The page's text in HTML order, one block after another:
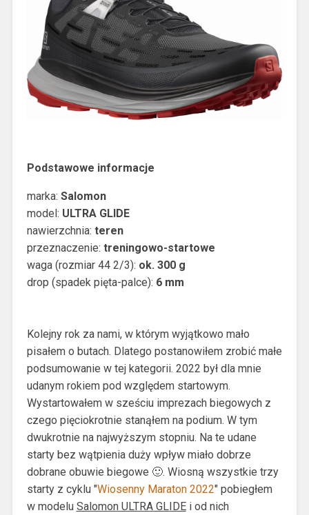
Podstawowe informacje
marka: Salomon
model: ULTRA GLIDE
nawierzchnia: teren
przeznaczenie: treningowo-startowe
waga (rozmiar 44 2/3): ok. 300 g
drop (spadek pięta-palce): 6 mm
Kolejny rok za nami, w którym wyjątkowo mało
pisałem o butach. Dlatego postanowiłem zrobić małe
podsumowanie w tej kategorii. 2022 był dla mnie
udanym rokiem pod względem startowym.
Wystartowałem w sześciu imprezach biegowych z
czego pięciokrotnie stanąłem na podium. W tym
dwukrotnie na najwyższym stopniu. Na te udane
starty bez wątpienia duży wpływ miało dobrze
dobrane obuwie biegowe 🙂. Wiosną wszystkie trzy
starty z cyklu "Wiosenny Maraton 2022" pobiegłem
w modelu Salomon ULTRA GLIDEi od nich